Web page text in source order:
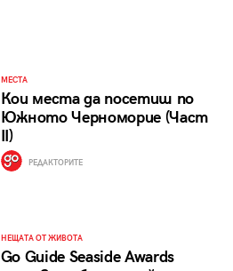
МЕСТА
Кои места да посетиш по
Южното Черноморие (Част
II)
РЕДАКТОРИТЕ
НЕЩАТА ОТ ЖИВОТА
Go Guide Seaside Awards